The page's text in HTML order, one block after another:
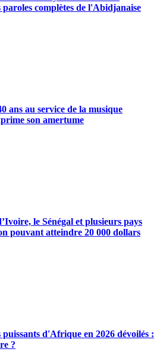
paroles complètes de l'Abidjanaise
ans au service de la musique
son amertume
le Sénégal et plusieurs pays
pouvant atteindre 20 000 dollars
puissants d'Afrique en 2026 dévoilés :
?